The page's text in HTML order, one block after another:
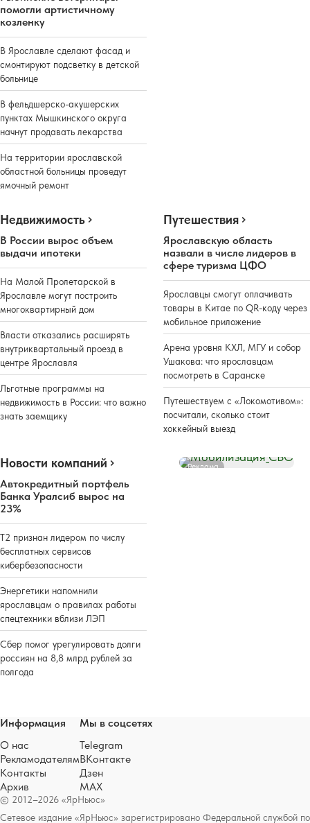
помогли артистичному
козленку
В Ярославле сделают фасад и
смонтируют подсветку в детской
больнице
В фельдшерско-акушерских
пунктах Мышкинского округа
начнут продавать лекарства
На территории ярославской
областной больницы проведут
ямочный ремонт
Недвижимость
В России вырос объем
выдачи ипотеки
На Малой Пролетарской в
Ярославле могут построить
многоквартирный дом
Власти отказались расширять
внутриквартальный проезд в
центре Ярославля
Льготные программы на
недвижимость в России: что важно
знать заемщику
Путешествия
Ярославскую область
назвали в числе лидеров в
сфере туризма ЦФО
Ярославцы смогут оплачивать
товары в Китае по QR-коду через
мобильное приложение
Арена уровня КХЛ, МГУ и собор
Ушакова: что ярославцам
посмотреть в Саранске
Путешествуем с «Локомотивом»:
посчитали, сколько стоит
хоккейный выезд
Новости компаний
Автокредитный портфель
Банка Уралсиб вырос на
23%
Т2 признан лидером по числу
бесплатных сервисов
кибербезопасности
Энергетики напомнили
ярославцам о правилах работы
спецтехники вблизи ЛЭП
Сбер помог урегулировать долги
россиян на 8,8 млрд рублей за
полгода
Реклама
© 2012–2026 «ЯрНьюс»
Сетевое издание «ЯрНьюс» зарегистрировано Федеральной службой по
Информация
О нас
Рекламодателям
Контакты
Архив
Мы в соцсетях
Telegram
ВКонтакте
Дзен
MAX